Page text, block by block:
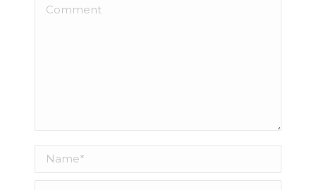
Comment
Name *